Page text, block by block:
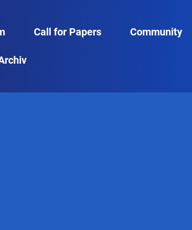
Call for Papers Community